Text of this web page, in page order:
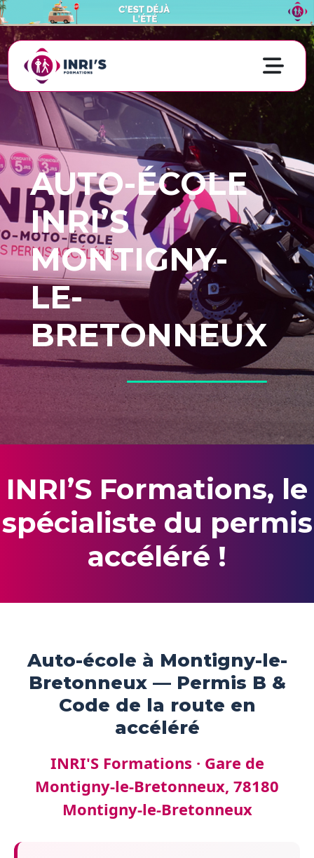
AUTO-ÉCOLE
INRI’S
MONTIGNY-
LE-
BRETONNEUX
INRI’S Formations, le
spécialiste du permis
accéléré !
Auto-école à Montigny-le-
Bretonneux — Permis B &
Code de la route en
accéléré
INRI'S Formations · Gare de
Montigny-le-Bretonneux, 78180
Montigny-le-Bretonneux